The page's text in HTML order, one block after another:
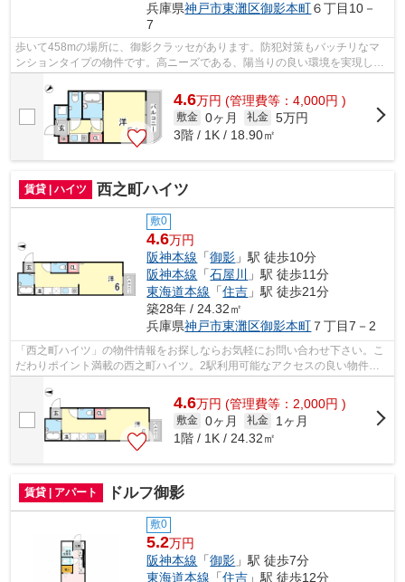
兵庫県神戸市東灘区御影本町６丁目10－
7
歩いて458mの場所に、御影クラッセがあります。防犯対策もバッチリなマ
ンションタイプの物件です。高ニーズである、陽当りの良い環境を実現した
4.6万円 (管理費等：4,000円 )
敷金 0ヶ月 礼金 5万円
3階 / 1K / 18.90㎡
賃貸 | ハイツ 西之町ハイツ
敷0
4.6万円
阪神本線 「御影 」駅 徒歩10分
阪神本線 「石屋川
」駅 徒歩11分
東海道本線 「住吉 」駅 徒歩21分
築28年 / 24.32㎡
兵庫県神戸市東灘区御影本町 ７丁目7－2
「西之町ハイツ」の物件情報をお探しならお気軽にお問い合わせ下さい。こ
だわりポイント満載の西之町ハイツ。2駅利用可能なアクセスの良い物件で
4.6万円 (管理費等：2,000円 )
敷金 0ヶ月 礼金
1ヶ月
1階 / 1K / 24.32㎡
賃貸 | アパート ドルフ御影
敷0
5.2万円
阪神本線 「御影 」駅 徒歩7分
東海道本線 「住吉 」駅 徒歩12分